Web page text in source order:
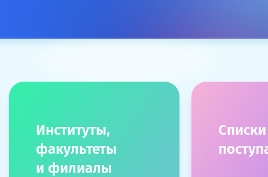
Институты,
факультеты
и филиалы
Списки